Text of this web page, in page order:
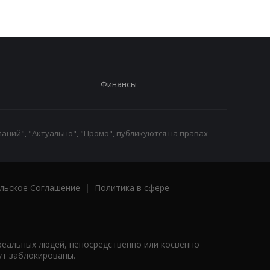
Финансы
"Актуально", "Промо", публикуются на правах
Соглашение | Политика в сфере
людей, непосредственно или косвенно
заблокированы.